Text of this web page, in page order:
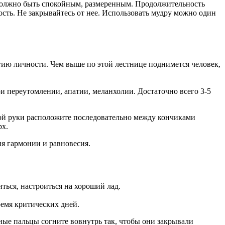
быть спокойным, размеренным. Продолжительность
Не закрывайтесь от нее. Использовать мудру можно один
личности. Чем выше по этой лестнице поднимется человек,
переутомлении, апатии, меланхолии. Достаточно всего 3-5
руки расположите последовательно между кончиками
гармонии и равновесия.
настроиться на хороший лад.
критических дней.
пальцы согните вовнутрь так, чтобы они закрывали